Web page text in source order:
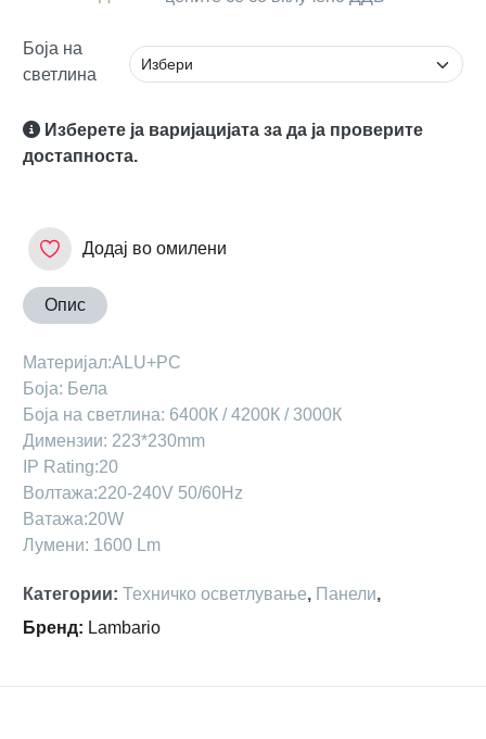
Боја на
светлина
Изберете ја варијацијата за да ја проверите
достапноста.
Додај во омилени
Опис
Материјал:ALU+PC
Боја: Бела
Боја на светлина: 6400К / 4200К / 3000К
Димензии: 223*230mm
IP Rating:20
Волтажа:220-240V 50/60Hz
Ватажа:20W
Лумени: 1600 Lm
Категории: Техничко осветлување, Панели,
Бренд: Lambario